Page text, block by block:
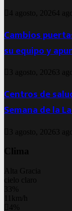
4 agosto, 20264
Cambios
su equipo y
3 agosto, 2026 3
Centros de
Semana de la
3 agosto, 2026 3
Clima
Alta Gracia
cielo claro
33%
11km/h
4%